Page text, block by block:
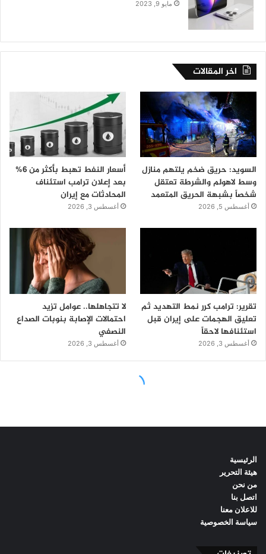
الرئيسية
هيئة التحرير
من نحن
اتصل بنا
للاعلان معنا
سياسة الخصوصية